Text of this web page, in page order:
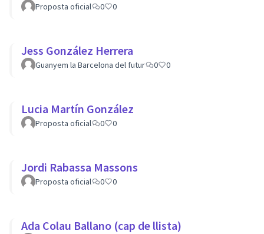
Proposta oficial 0 0
Jess González Herrera
Guanyem la Barcelona del futur 0 0
Lucia Martín González
Proposta oficial 0 0
Jordi Rabassa Massons
Proposta oficial 0 0
Ada Colau Ballano (cap de llista)